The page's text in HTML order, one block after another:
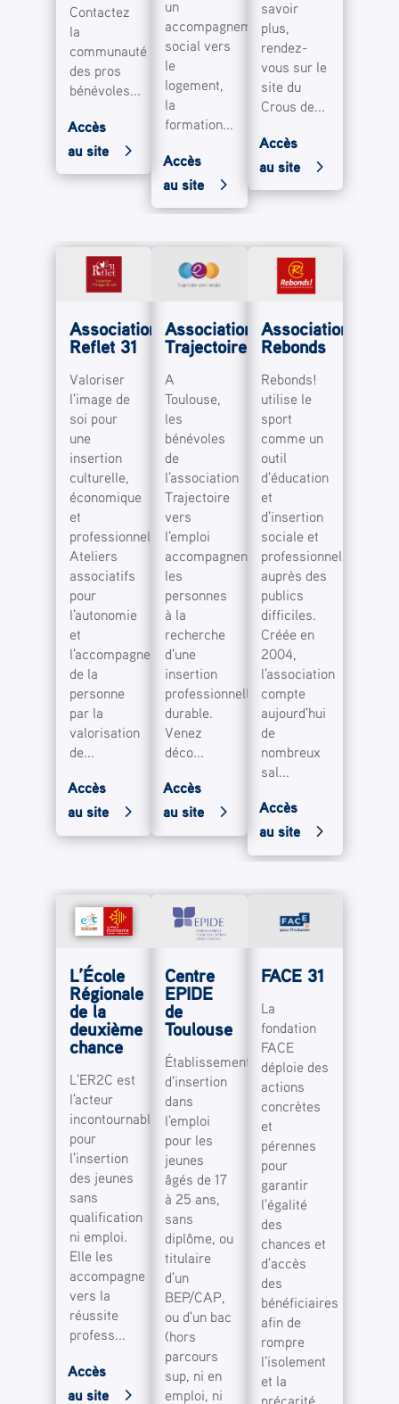
Contactez
la
communauté
des pros
bénévoles...
Accès
au site
un
accompagnement
social vers
le
logement,
la
formation...
Accès
au site
savoir
plus,
rendez-
vous sur le
site du
Crous de...
Accès
au site
Association
Reflet 31
Valoriser
l'image de
soi pour
une
insertion
culturelle,
économique
et
professionnelle.
Ateliers
associatifs
pour
l'autonomie
et
l'accompagnement
de la
personne
par la
valorisation
de...
Accès
au site
Association
Trajectoire
A
Toulouse,
les
bénévoles
de
l'association
Trajectoire
vers
l'emploi
accompagnent
les
personnes
à la
recherche
d'une
insertion
professionnelle
durable.
Venez
déco...
Accès
au site
Association
Rebonds
Rebonds!
utilise le
sport
comme un
outil
d'éducation
et
d'insertion
sociale et
professionnelle
auprès des
publics
difficiles.
Créée en
2004,
l'association
compte
aujourd'hui
de
nombreux
sal...
Accès
au site
L’École
Régionale
de la
deuxième
chance
L'ER2C est
l'acteur
incontournable
pour
l'insertion
des jeunes
sans
qualification
ni emploi.
Elle les
accompagne
vers la
réussite
profess...
Accès
au site
Centre
EPIDE
de
Toulouse
Établissement
d'insertion
dans
l'emploi
pour les
jeunes
âgés de 17
à 25 ans,
sans
diplôme, ou
titulaire
d'un
BEP/CAP,
ou d'un bac
(hors
parcours
sup, ni en
emploi, ni
FACE 31
La
fondation
FACE
déploie des
actions
concrètes
et
pérennes
pour
garantir
l'égalité
des
chances et
d'accès
des
bénéficiaires
afin de
rompre
l'isolement
et la